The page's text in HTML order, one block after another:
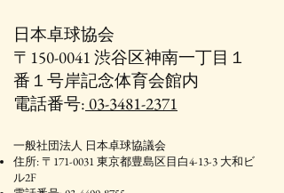
日本卓球協会
〒150-0041 渋谷区神南一丁目１
番１号岸記念体育会館内
電話番号: 03-3481-2371
一般社団法人 日本卓球協議会
住所: 〒171-0031 東京都豊島区目白4-13-3 大和ビ
ル2F